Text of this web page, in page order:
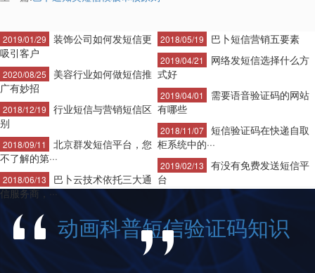
2019/01/29
装饰公司如何发短信更
吸引客户
2020/08/25
美容行业如何做短信推
广有妙招
2018/12/19
行业短信与营销短信区
别
2018/09/11
北京群发短信平台，您
不了解的第···
2018/06/13
巴卜云技术依托三大通
信服务商，···
2018/05/19 巴卜短信营销五要素
2019/04/21
网络发短信选择什么方
式好
2019/04/01
需要语音验证码的网站
有哪些
2018/11/07 短信验证码在快递自取
柜系统中的···
2019/02/13
有没有免费发送短信平
台
动画科普短信验证码知识